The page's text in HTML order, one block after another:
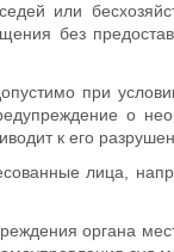
или
без
при
о
к его
лица,
органа